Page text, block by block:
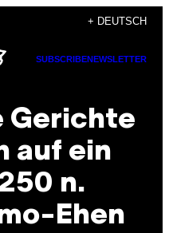
+ DEUTSCH
SUBSCRIBENEWSLETTER
Gerichte
auf ein
n.
Ehen